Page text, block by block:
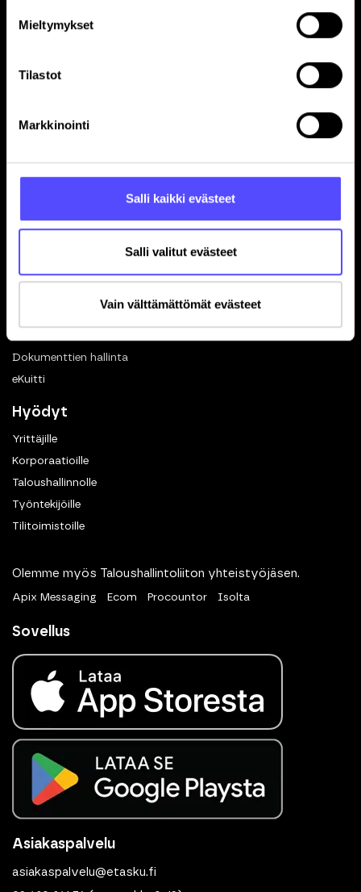
Mieltymykset
Tilastot
Markkinointi
Salli kaikki evästeet
Salli valitut evästeet
Vain välttämättömät evästeet
Sivut
Yrityksille
Hinnasto
Ohjelmistokumppanuus
Toiminnot
Dokumenttien hallinta
eKuitti
Hyödyt
Yrittäjille
Korporaatioille
Taloushallinnolle
Työntekijöille
Tilitoimistoille
Olemme myös Taloushallintoliiton yhteistyöjäsen.
Apix Messaging Ecom Procountor Isolta
Sovellus
Asiakaspalvelu
asiakaspalvelu@etasku.fi